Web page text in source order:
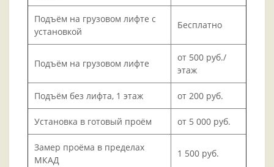
Подъём на грузовом лифте с
установкой
Бесплатно
Подъём на грузовом лифте
от 500 руб./
этаж
Подъём без лифта, 1 этаж от 200 руб.
Установка в готовый проём от 5 000 руб.
Замер проёма в пределах
МКАД
1 500 руб.